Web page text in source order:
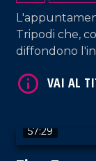
Tripodi che,
diffondono
Lamezia
57:29